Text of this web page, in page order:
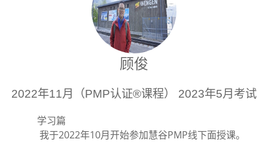
顾俊
2022年11月（PMP认证®课程） 2023年5月考试
学习篇
我于2022年10月开始参加慧谷PMP线下面授课。